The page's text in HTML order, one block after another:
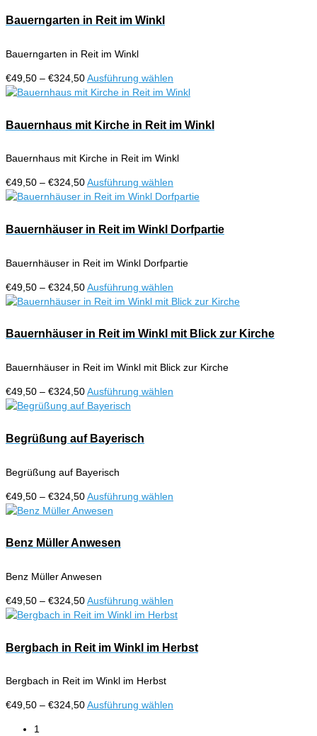
€324,50
können
auf
Produktseite
werden
Bauerngarten in Reit im Winkl
Bauerngarten in Reit im Winkl
€49,50 – €324,50Preisspanne:
€49,50
€324,50
Ausführung wählen
Produkt
mehrere
Varianten
Die
können
auf
Produktseite
werden
Bauernhaus mit Kirche in Reit im Winkl
Bauernhaus mit Kirche in Reit im Winkl
€49,50 – €324,50Preisspanne:
€49,50
€324,50
Ausführung wählen
Produkt
mehrere
Varianten
Die
können
auf
Produktseite
werden
Bauernhäuser in Reit im Winkl Dorfpartie
Bauernhäuser in Reit im Winkl Dorfpartie
€49,50 – €324,50Preisspanne:
€49,50
€324,50
Ausführung wählen
Produkt
mehrere
Die
können
Bauernhäuser in Reit im Winkl mit Blick zur Kirche
Bauernhäuser in Reit im Winkl mit Blick zur Kirche
€49,50 – €324,50Preisspanne:
€49,50
€324,50
Ausführung wählen
können
Begrüßung auf Bayerisch
Begrüßung auf Bayerisch
€49,50 – €324,50Preisspanne:
€49,50
€324,50
Ausführung wählen
können
auf
Produktseite
Benz Müller Anwesen
Benz Müller Anwesen
€49,50 – €324,50Preisspanne:
€49,50
€324,50
Ausführung wählen
Produkt
mehrere
Varianten
können
Bergbach in Reit im Winkl im Herbst
Bergbach in Reit im Winkl im Herbst
€49,50 – €324,50Preisspanne:
Ausführung wählen
1